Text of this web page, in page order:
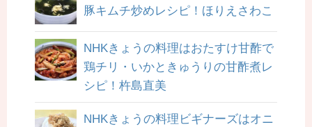
豚キムチ炒めレシピ！ほりえさわこ
NHKきょうの料理はおたすけ甘酢で
鶏チリ・いかときゅうりの甘酢煮レ
シピ！杵島直美
NHKきょうの料理ビギナーズはオニ